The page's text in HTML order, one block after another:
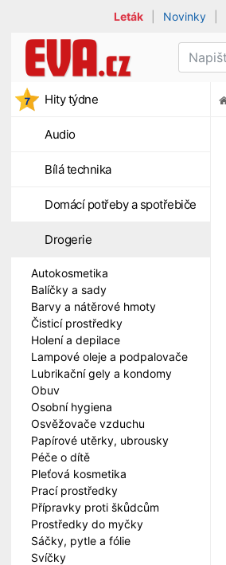
Leták Novinky
Hity týdne
Audio
Bílá technika
Domácí potřeby a spotřebiče
Drogerie
Autokosmetika
Balíčky a sady
Barvy a nátěrové hmoty
Čisticí prostředky
Holení a depilace
Lampové oleje a podpalovače
Lubrikační gely a kondomy
Obuv
Osobní hygiena
Osvěžovače vzduchu
Papírové utěrky, ubrousky
Péče o dítě
Pleťová kosmetika
Prací prostředky
Přípravky proti škůdcům
Prostředky do myčky
Sáčky, pytle a fólie
Svíčky